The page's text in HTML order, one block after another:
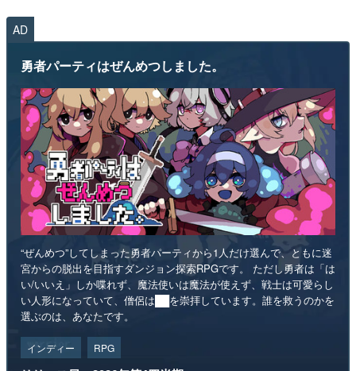
AD
勇者パーティはぜんめつしました。
“ぜんめつ”してしまった勇者パーティから1人だけ選んで、ともに迷
宮からの脱出を目指すダンジョン探索RPGです。 ただし勇者は「は
い/いいえ」しか喋れず、魔法使いは魔法が使えず、戦士は可愛らし
い人形になっていて、僧侶は██を崇拝しています。誰を救うのかを
選ぶのは、あなたです。
インディー RPG